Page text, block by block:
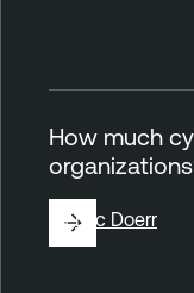
How much
ByEric Doerr